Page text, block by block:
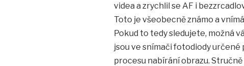
videa a zrychlil se AF i
Toto je všeobecně známo a
Pokud to tedy sledujete, možná
jsou ve snímači fotodiody určené
procesu nabírání obrazu.